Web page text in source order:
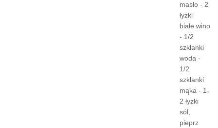
masło - 2
łyżki
białe wino
- 1/2
szklanki
woda -
1/2
szklanki
mąka - 1-
2 łyżki
sól,
pieprz